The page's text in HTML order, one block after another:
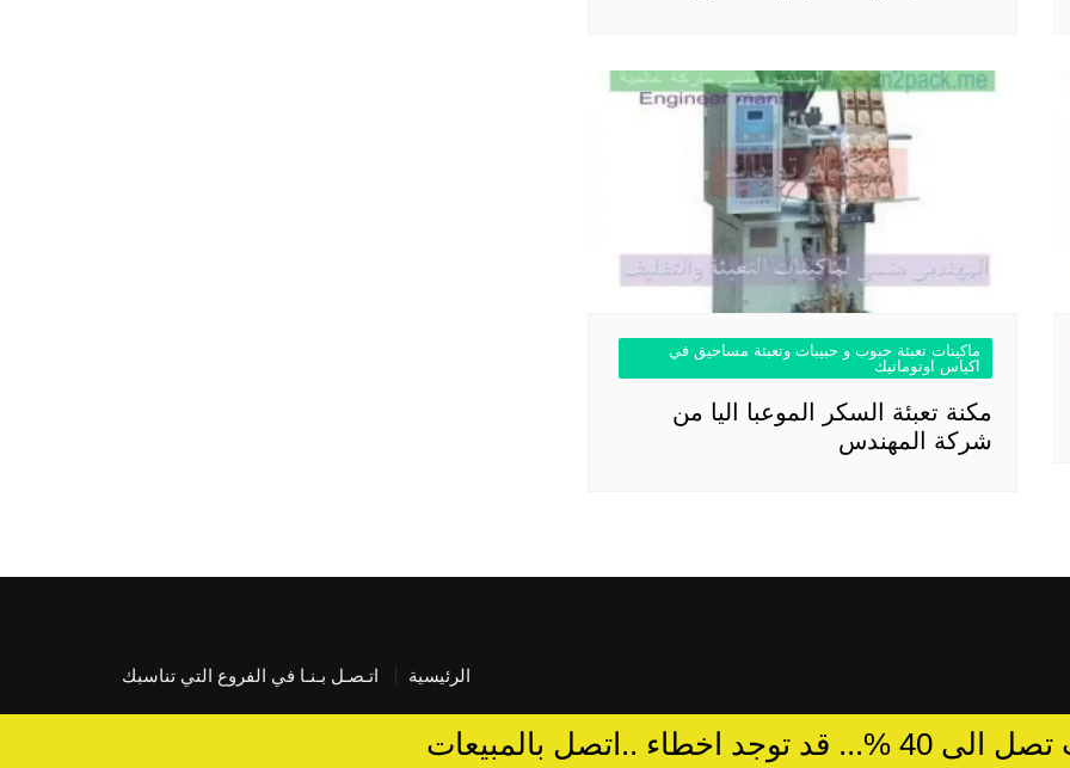
ماكينات تعبئة حبوب و حبيبات وتعبئة مساحيق في
اكياس اوتوماتيك
مكنة تعبئة السكر الموعبا اليا من
شركة المهندس
الرئيسية اتـصـل بـنـا في الفروع التي تناسبك
اخطاء ..اتصل بالمبيعات